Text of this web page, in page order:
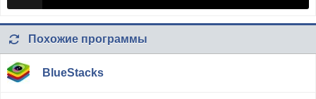
Похожие программы
BlueStacks